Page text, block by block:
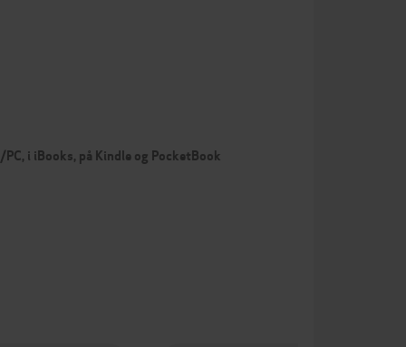
i iBooks, på Kindle og PocketBook